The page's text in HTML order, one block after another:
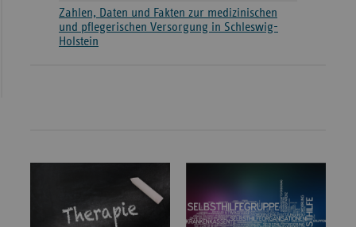
Zahlen, Daten und Fakten zur medizinischen
und pflegerischen Versorgung in Schleswig-
Holstein